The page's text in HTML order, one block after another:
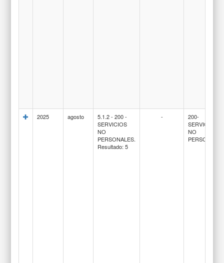
2025 agosto
5.1.2 - 200 -
SERVICIOS
NO
PERSONALES.
Resultado: 5
-
200-
SERVICIOS
NO